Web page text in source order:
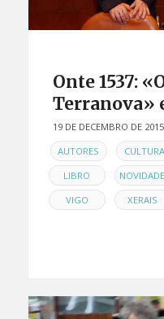
Onte 1537:
Terranova»
19 DE DECEMBRO DE 2015
EN AUTORES , CULTURA
LIBRO ,
VIGO , XERAIS